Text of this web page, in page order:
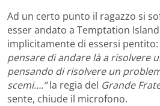
Ad un certo punto il ragazzo si
esser andato a Temptation
implicitamente di essersi pentito:
pensare di andare là a risolvere
pensando di risolvere un
scemi….”la regia del Grande
sente, chiude il microfono.